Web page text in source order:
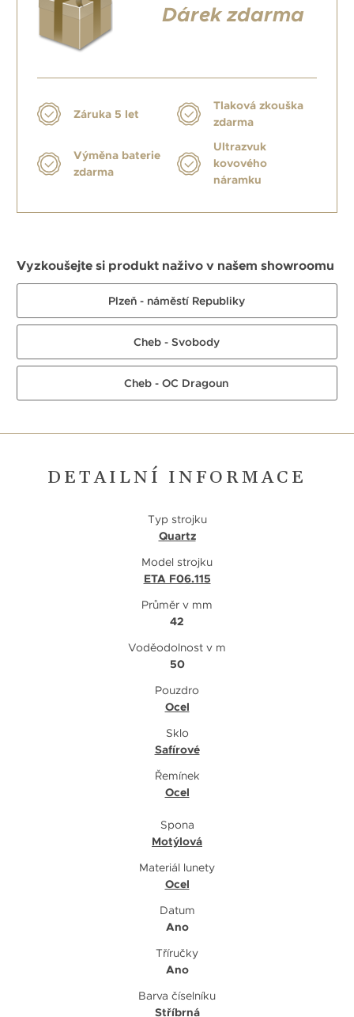
Dárek zdarma
Záruka 5 let
Tlaková zkouška
zdarma
Výměna baterie
zdarma
Ultrazvuk
kovového
náramku
Vyzkoušejte si produkt naživo v našem showroomu
Plzeň - náměstí Republiky
Cheb - Svobody
Cheb - OC Dragoun
DETAILNÍ INFORMACE
Typ strojku
Quartz
Model strojku
ETA F06.115
Průměr v mm
42
Voděodolnost v m
50
Pouzdro
Ocel
Sklo
Safírové
Řemínek
Ocel
Spona
Motýlová
Materiál lunety
Ocel
Datum
Ano
Tříručky
Ano
Barva číselníku
Stříbrná